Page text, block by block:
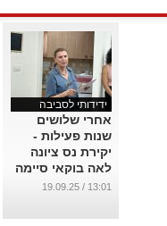
ידידותי לסביבה
אחרי שלושים
שנות פעילות -
יקירת נס ציונה
לאה בוקאי סיימה
תפקידה בעמותת
באו לפרגן
13:01 / 19.09.25